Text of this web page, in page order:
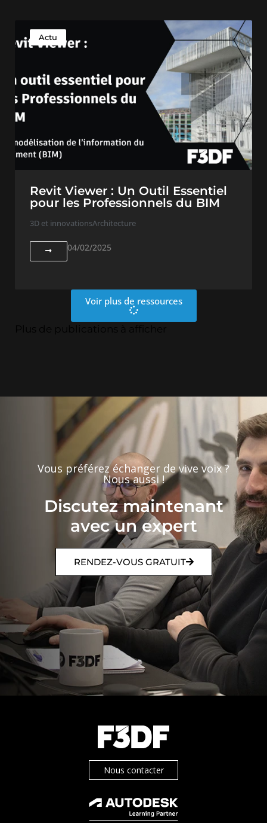
Actu
Revit Viewer : Un Outil Essentiel
pour les Professionnels du BIM
3D et innovationsArchitecture
04/02/2025
Voir plus de ressources
Vous préférez échanger de vive voix ?
Nous aussi !
Discutez maintenant
avec un expert
RENDEZ-VOUS GRATUIT
Nous contacter